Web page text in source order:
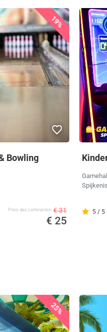
19%
Bowling
Preis des Lieferanten € 31
€ 25
5 / 5
25%